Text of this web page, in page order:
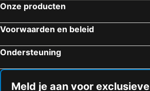
Onze producten
Voorwaarden en beleid
Ondersteuning
Meld je aan voor exclusieve